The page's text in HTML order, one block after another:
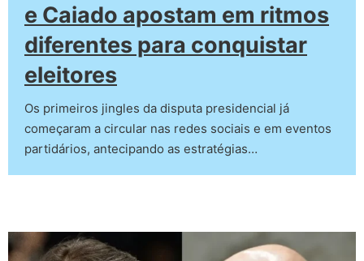
e Caiado apostam em ritmos
diferentes para conquistar
eleitores
Os primeiros jingles da disputa presidencial já
começaram a circular nas redes sociais e em eventos
partidários, antecipando as estratégias…